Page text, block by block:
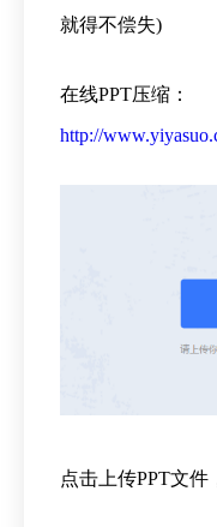
就得不偿失)
在线PPT压缩：
http://
点击上传PPT文件